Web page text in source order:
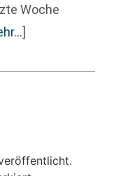
Woche
]